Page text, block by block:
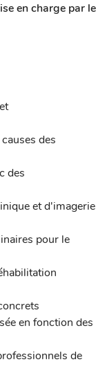
en charge par le
des
des
et d'imagerie
pour le
en fonction des
de